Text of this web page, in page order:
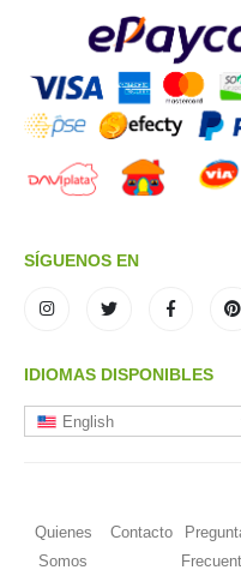
SÍGUENOS EN
IDIOMAS DISPONIBLES
English
Quienes
Somos
Contacto